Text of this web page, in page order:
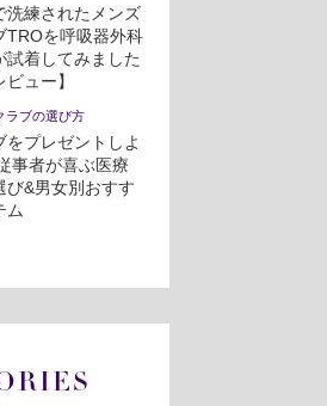
洗練されたメンズ
TROを呼吸器外科
試着してみました
ビュー】
ラブの選び方
をプレゼントしよ
事者が喜ぶ医療
び&男女別おすす
ム